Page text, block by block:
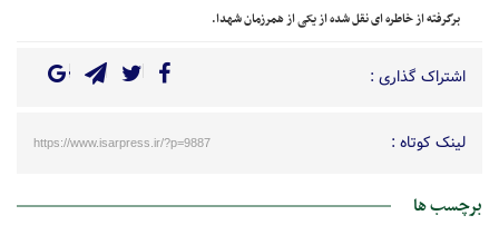
برگرفته از خاطره ای نقل شده از یکی از همرزمان شهدا.
اشتراک گذاری :
لینک کوتاه : https://www.isarpress.ir/?p=9887
برچسب ها